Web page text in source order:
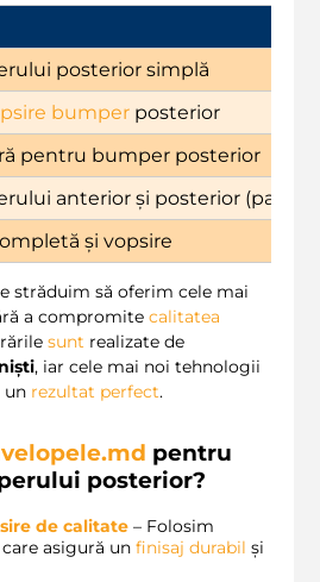
posterior simplă
bumper posterior
pentru bumper posterior
anterior și posterior
și vopsire
străduim să oferim cele mai
a compromite calitatea
sunt realizate de
, iar cele mai noi tehnologii
un rezultat perfect.
pentru
posterior?
de calitate – Folosim
asigură un finisaj durabil și